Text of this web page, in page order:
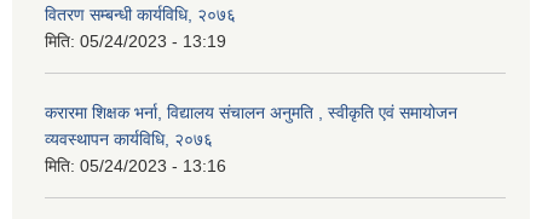
वितरण सम्बन्धी कार्यविधि, २०७६
मिति: 05/24/2023 - 13:19
करारमा शिक्षक भर्ना, विद्यालय संचालन अनुमति , स्वीकृति एवं समायोजन
व्यवस्थापन कार्यविधि, २०७६
मिति: 05/24/2023 - 13:16